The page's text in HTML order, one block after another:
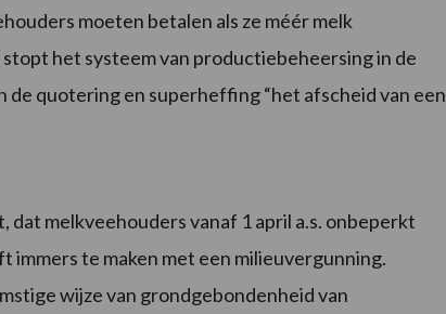
moeten betalen als ze méér melk
het systeem van productiebeheersing in de
de quotering en superheffing “het afscheid van een
melkveehouders vanaf 1 april a.s. onbeperkt
immers te maken met een milieuvergunning.
wijze van grondgebondenheid van